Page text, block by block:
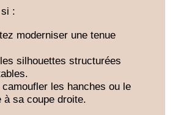
:
moderniser une tenue
silhouettes structurées
camoufler les hanches ou le
à sa coupe droite.